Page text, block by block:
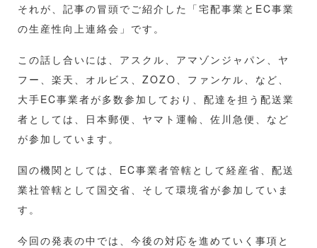
それが、記事の冒頭でご紹介した「宅配事業とEC事業
の生産性向上連絡会」です。
この話し合いには、アスクル、アマゾンジャパン、ヤ
フー、楽天、オルビス、ZOZO、ファンケル、など、
大手EC事業者が多数参加しており、配達を担う配送業
者としては、日本郵便、ヤマト運輸、佐川急便、など
が参加しています。
国の機関としては、EC事業者管轄として経産省、配送
業社管轄として国交省、そして環境省が参加していま
す。
今回の発表の中では、今後の対応を進めていく事項と